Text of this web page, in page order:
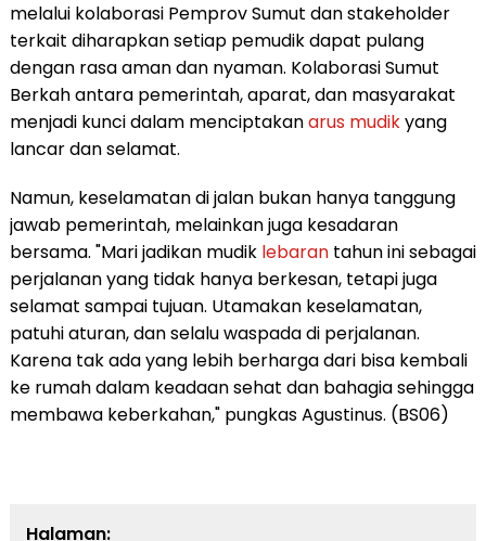
melalui kolaborasi Pemprov Sumut dan stakeholder
terkait diharapkan setiap pemudik dapat pulang
dengan rasa aman dan nyaman. Kolaborasi Sumut
Berkah antara pemerintah, aparat, dan masyarakat
menjadi kunci dalam menciptakanarus mudikyang
lancar dan selamat.
Namun, keselamatan di jalan bukan hanya tanggung
jawab pemerintah, melainkan juga kesadaran
bersama. "Mari jadikan mudik lebarantahun ini sebagai
perjalanan yang tidak hanya berkesan, tetapi juga
selamat sampai tujuan. Utamakan keselamatan,
patuhi aturan, dan selalu waspada di perjalanan.
Karena tak ada yang lebih berharga dari bisa kembali
ke rumah dalam keadaan sehat dan bahagia sehingga
membawa keberkahan," pungkas Agustinus. (BS06)
Halaman: